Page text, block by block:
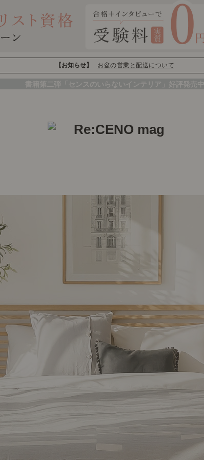
【お知らせ】 お盆の営業と配送について
書籍第二弾「センスのいらないインテリア」好評発売中